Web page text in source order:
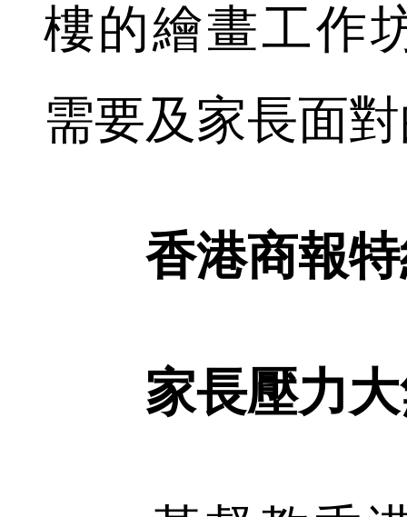
樓的繪畫工作
需要及家長面
香港商報
家長壓力大